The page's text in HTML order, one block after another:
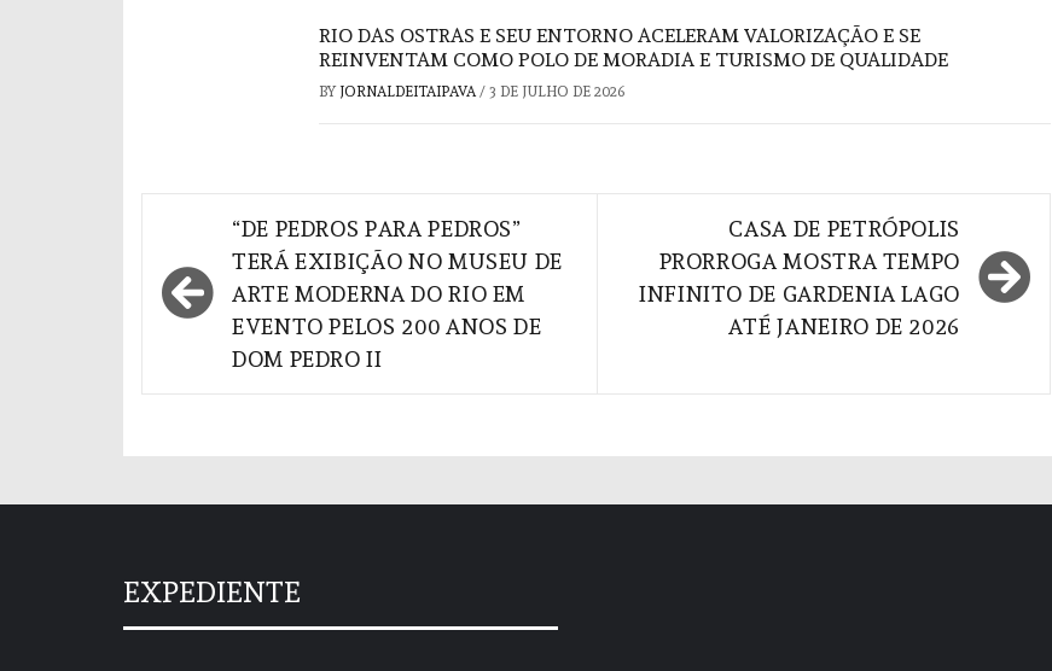
RIO DAS OSTRAS E SEU ENTORNO ACELERAM VALORIZAÇÃO E SE
REINVENTAM COMO POLO DE MORADIA E TURISMO DE QUALIDADE
BY JORNALDEITAIPAVA / 3 DE JULHO DE 2026
Navegação
de
Post
“DE PEDROS PARA PEDROS”
TERÁ EXIBIÇÃO NO MUSEU DE
ARTE MODERNA DO RIO EM
EVENTO PELOS 200 ANOS DE
DOM PEDRO II
CASA DE PETRÓPOLIS
PRORROGA MOSTRA TEMPO
INFINITO DE GARDENIA LAGO
ATÉ JANEIRO DE 2026
EXPEDIENTE